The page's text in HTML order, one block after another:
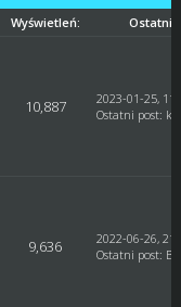
Wyświetleń: Ostatni
10,887
2023-01-25,
Ostatni post:
9,636
2022-06-26,
Ostatni post: